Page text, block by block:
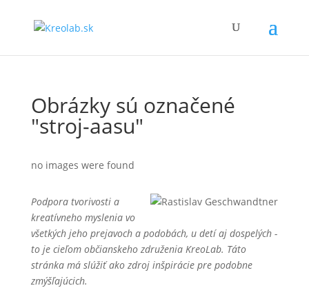
Obrázky sú označené
"stroj-aasu"
no images were found
Podpora tvorivosti a
kreatívneho myslenia vo
všetkých jeho prejavoch a podobách, u detí aj dospelých -
to je cieľom občianskeho združenia KreoLab. Táto
stránka má slúžiť ako zdroj inšpirácie pre podobne
zmýšľajúcich.